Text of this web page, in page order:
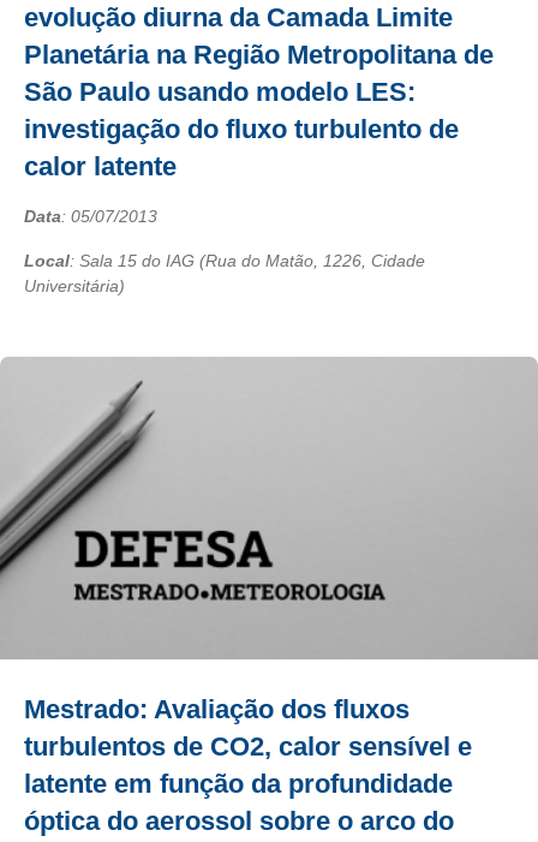
evolução diurna da Camada Limite
Planetária na Região Metropolitana de
São Paulo usando modelo LES:
investigação do fluxo turbulento de
calor latente
Data: 05/07/2013
Local: Sala 15 do IAG (Rua do Matão, 1226, Cidade
Universitária)
Mestrado: Avaliação dos fluxos
turbulentos de CO2, calor sensível e
latente em função da profundidade
óptica do aerossol sobre o arco do